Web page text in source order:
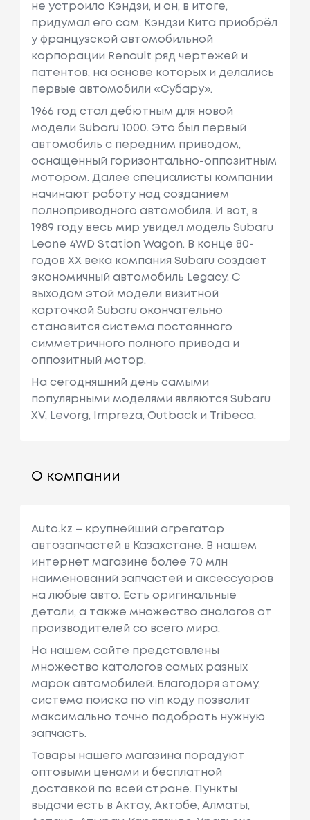
не устроило Кэндзи, и он, в итоге,
придумал его сам. Кэндзи Кита приобрёл
у французской автомобильной
корпорации Renault ряд чертежей и
патентов, на основе которых и делались
первые автомобили «Субару».
1966 год стал дебютным для новой
модели Subaru 1000. Это был первый
автомобиль с передним приводом,
оснащенный горизонтально-оппозитным
мотором. Далее специалисты компании
начинают работу над созданием
полноприводного автомобиля. И вот, в
1989 году весь мир увидел модель Subaru
Leone 4WD Station Wagon. В конце 80-
годов XX века компания Subaru создает
экономичный автомобиль Legacy. С
выходом этой модели визитной
карточкой Subaru окончательно
становится система постоянного
симметричного полного привода и
оппозитный мотор.
На сегодняшний день самыми
популярными моделями являются Subaru
XV, Levorg, Impreza, Outback и Tribeca.
О компании
Auto.kz – крупнейший агрегатор
автозапчастей в Казахстане. В нашем
интернет магазине более 70 млн
наименований запчастей и аксессуаров
на любые авто. Есть оригинальные
детали, а также множество аналогов от
производителей со всего мира.
На нашем сайте представлены
множество каталогов самых разных
марок автомобилей. Благодоря этому,
система поиска по vin коду позволит
максимально точно подобрать нужную
запчасть.
Товары нашего магазина порадуют
оптовыми ценами и бесплатной
доставкой по всей стране. Пункты
выдачи есть в Актау, Актобе, Алматы,